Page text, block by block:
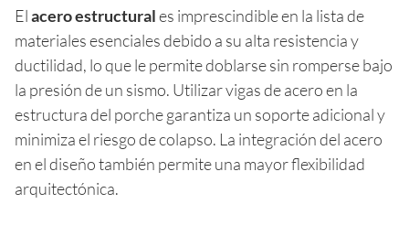
Elacero estructurales imprescindible en la lista de
materiales esenciales debido a su alta resistencia y
ductilidad, lo que le permite doblarse sin romperse bajo
la presión de un sismo. Utilizar vigas de acero en la
estructura del porche garantiza un soporte adicional y
minimiza el riesgo de colapso. La integración del acero
en el diseño también permite una mayor flexibilidad
arquitectónica.